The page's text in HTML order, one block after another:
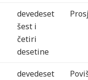
devedeset
šest i
četiri
desetine
devedeset